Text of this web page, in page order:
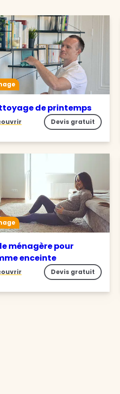
de printemps
Devis gratuit
ménagère pour
enceinte
Devis gratuit